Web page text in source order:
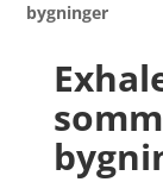
bygninger